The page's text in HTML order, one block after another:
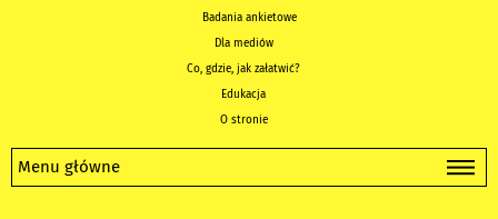
Badania ankietowe
Dla mediów
Co, gdzie, jak załatwić?
Edukacja
O stronie
Menu główne